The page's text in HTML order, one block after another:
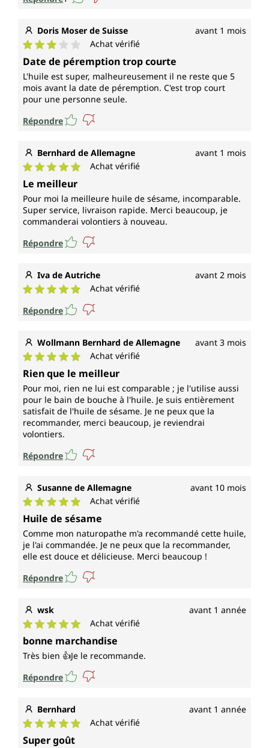
Doris Moser de Suisse avant 1 mois
Note moyenne de 3 sur 5 étoiles
Achat vérifié
Date de péremption trop courte
L'huile est super, malheureusement il ne reste que 5
mois avant la date de péremption. C'est trop court
pour une personne seule.
Répondre
Bernhard de Allemagne avant 1 mois
Note moyenne de 5 sur 5 étoiles
Achat vérifié
Le meilleur
Pour moi la meilleure huile de sésame, incomparable.
Super service, livraison rapide. Merci beaucoup, je
commanderai volontiers à nouveau.
Répondre
Iva de Autriche avant 2 mois
Note moyenne de 5 sur 5 étoiles
Achat vérifié
Répondre
Wollmann Bernhard de Allemagne avant 3 mois
Note moyenne de 5 sur 5 étoiles
Achat vérifié
Rien que le meilleur
Pour moi, rien ne lui est comparable ; je l'utilise aussi
pour le bain de bouche à l'huile. Je suis entièrement
satisfait de l'huile de sésame. Je ne peux que la
recommander, merci beaucoup, je reviendrai
volontiers.
Répondre
Susanne de Allemagne avant 10 mois
Note moyenne de 5 sur 5 étoiles
Achat vérifié
Huile de sésame
Comme mon naturopathe m'a recommandé cette huile,
je l'ai commandée. Je ne peux que la recommander,
elle est douce et délicieuse. Merci beaucoup !
Répondre
wsk avant 1 année
Note moyenne de 5 sur 5 étoiles
Achat vérifié
bonne marchandise
Très bien 👍Je le recommande.
Répondre
Bernhard avant 1 année
Note moyenne de 5 sur 5 étoiles
Achat vérifié
Super goût